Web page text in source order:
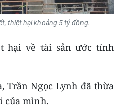
thiệt hại khoảng 5 tỷ đồng.
hại về tài sản ước tính
Trần Ngọc Lynh đã thừa
của mình.